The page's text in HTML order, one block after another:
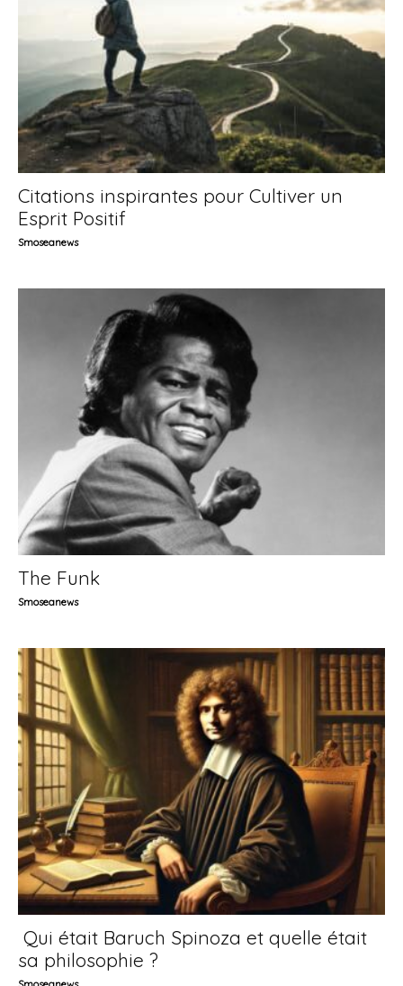
Citations inspirantes pour Cultiver un
Esprit Positif
Smoseanews
The Funk
Smoseanews
Qui était Baruch Spinoza et quelle était
sa philosophie ?